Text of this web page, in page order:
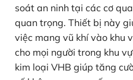
soát an ninh tại các cơ
quan trọng. Thiết bị này
việc mang vũ khí vào khu
cho mọi người trong khu
kim loại VHB giúp tăng